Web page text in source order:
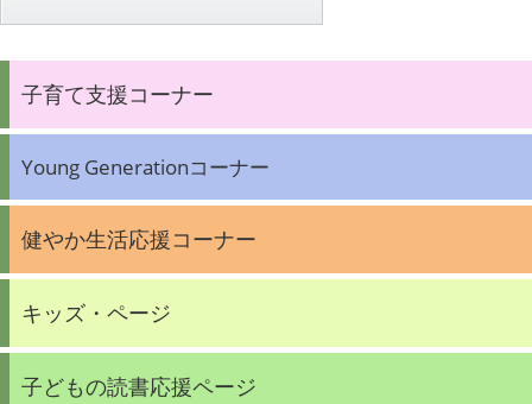
子育て支援コーナー
Young Generationコーナー
健やか生活応援コーナー
キッズ・ページ
子どもの読書応援ページ